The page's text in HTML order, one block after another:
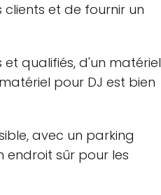
et de fournir un
qualifiés, d'un matériel
pour DJ est bien
avec un parking
endroit sûr pour les